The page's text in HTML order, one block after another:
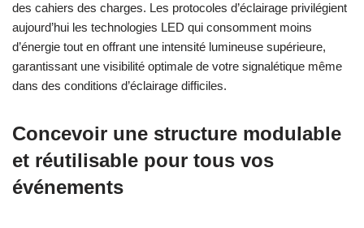
des cahiers des charges. Les protocoles d’éclairage privilégient
aujourd’hui les technologies LED qui consomment moins
d’énergie tout en offrant une intensité lumineuse supérieure,
garantissant une visibilité optimale de votre signalétique même
dans des conditions d’éclairage difficiles.
Concevoir une structure modulable
et réutilisable pour tous vos
événements